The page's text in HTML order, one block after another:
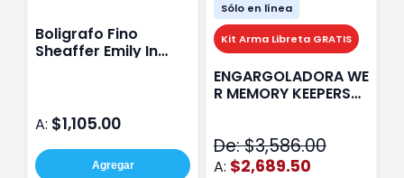
Boligrafo Fino
Sheaffer Emily In
A: $1,105.00
Agregar
Sólo en línea
Kit Arma Libreta GRATIS
ENGARGOLADORA WE
R MEMORY KEEPERS
De: $3,586.00
A: $2,689.50